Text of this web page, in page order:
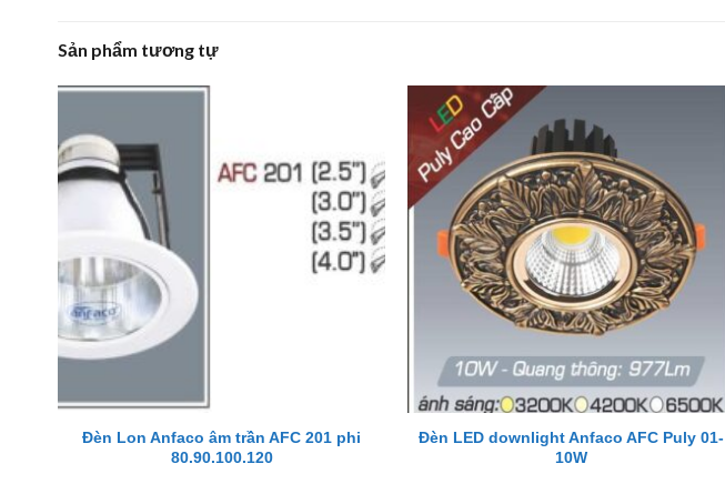
Sản phẩm tương tự
Đèn Lon Anfaco âm trần AFC 201 phi
80.90.100.120
Đèn LED downlight Anfaco AFC Puly 01-
10W